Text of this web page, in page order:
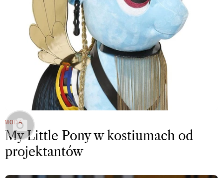
MODA
My Little Pony w kostiumach od
projektantów